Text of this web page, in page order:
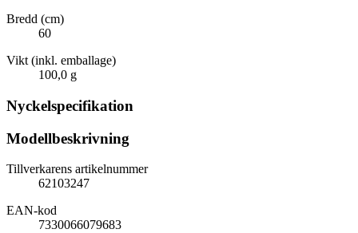
Bredd (cm)
60
Vikt (inkl. emballage)
100,0 g
Nyckelspecifikation
Modellbeskrivning
Tillverkarens artikelnummer
62103247
EAN-kod
7330066079683